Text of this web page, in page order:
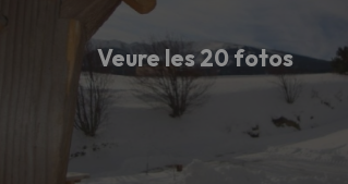
Veure les 20 fotos